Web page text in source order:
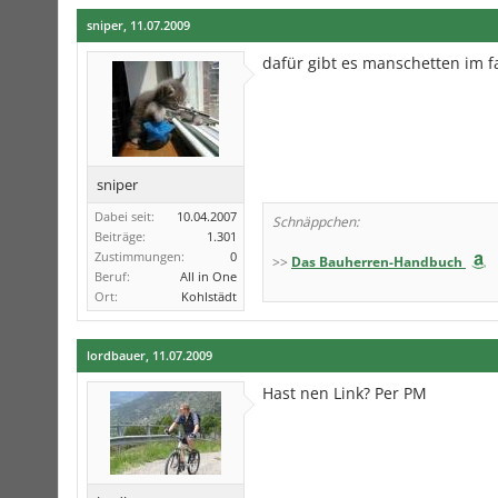
sniper, 11.07.2009
sniper
Dabei seit:
10.04.2007
Beiträge:
1.301
Zustimmungen:
0
Beruf:
All in One
Ort:
Kohlstädt
dafür gibt es manschetten im
Schnäppchen:
>> Das Bauherren-Handbuch
lordbauer, 11.07.2009
Hast nen Link? Per PM